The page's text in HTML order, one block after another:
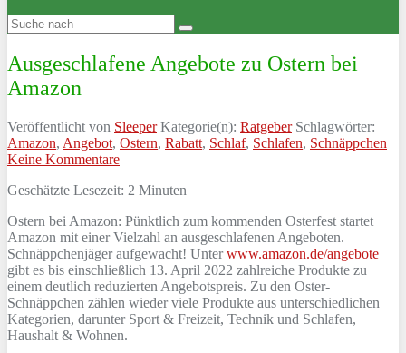
Ausgeschlafene Angebote zu Ostern bei
Amazon
Veröffentlicht von Sleeper Kategorie(n): RatgeberSchlagwörter:
Amazon, Angebot, Ostern, Rabatt, Schlaf, Schlafen, Schnäppchen
Keine Kommentare
Geschätzte Lesezeit: 2 Minuten
Ostern bei Amazon: Pünktlich zum kommenden Osterfest startet
Amazon mit einer Vielzahl an ausgeschlafenen Angeboten.
Schnäppchenjäger aufgewacht! Unterwww.amazon.de/angebote
gibt es bis einschließlich 13. April 2022 zahlreiche Produkte zu
einem deutlich reduzierten Angebotspreis. Zu den Oster-
Schnäppchen zählen wieder viele Produkte aus unterschiedlichen
Kategorien, darunter Sport & Freizeit, Technik und Schlafen,
Haushalt & Wohnen.